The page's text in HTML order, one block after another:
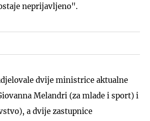
neprijavljeno".
dvije ministrice aktualne
Melandri (za mlade i sport) i
a dvije zastupnice